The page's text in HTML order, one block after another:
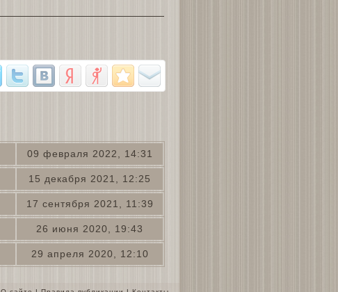
09 февраля 2022, 14:31
15 декабря 2021, 12:25
17 сентября 2021, 11:39
26 июня 2020, 19:43
29 апреля 2020, 12:10